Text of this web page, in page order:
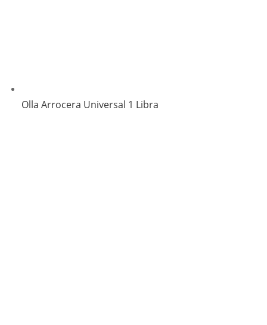
Olla Arrocera Universal 1 Libra